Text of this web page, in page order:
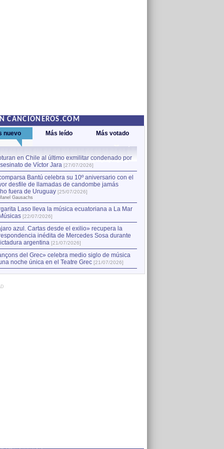
CANCIONEROS.COM
nuevo Más leído Más votado
en Chile al último exmilitar condenado por
de Víctor Jara [27/07/2026]
Bantú celebra su 10º aniversario con el
desfile de llamadas de candombe jamás
fuera de Uruguay [25/07/2026]
Gausachs
Laso lleva la música ecuatoriana a La Mar
[22/07/2026]
azul. Cartas desde el exilio» recupera la
inédita de Mercedes Sosa durante
argentina [21/07/2026]
del Grec» celebra medio siglo de música
noche única en el Teatre Grec [21/07/2026]